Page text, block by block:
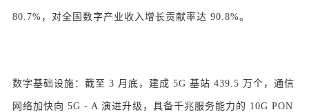
80.7%，对全国数字产业收入增长贡献率达 90.8%。
数字基础设施：截至 3 月底，建成 5G 基站 439.5 万个，通信
网络加快向 5G - A 演进升级，具备千兆服务能力的 10G PON